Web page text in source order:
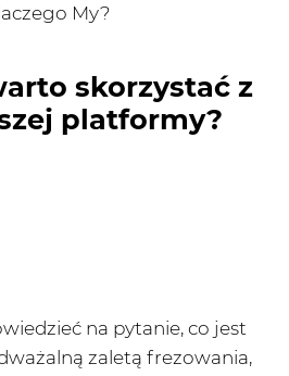
My?
skorzystać z
platformy?
na pytanie, co jest
zaletą frezowania,